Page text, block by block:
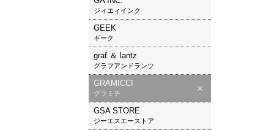
ジィエィインク
GEEK
ギーク
graf ＆ lantz
グラフアンドランツ
GRAMICCI
グラミチ
GSA STORE
ジーエスエーストア